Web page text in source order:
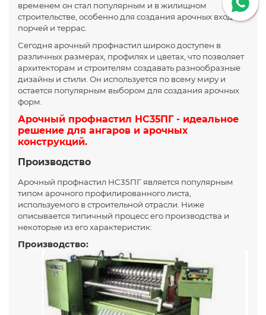
временем он стал популярным и в жилищном
строительстве, особенно для создания арочных входов,
порчей и террас.
Сегодня арочный профнастил широко доступен в
различных размерах, профилях и цветах, что позволяет
архитекторам и строителям создавать разнообразные
дизайны и стили. Он используется по всему миру и
остается популярным выбором для создания арочных
форм.
Арочный профнастил НС35ПГ - идеальное
решение для ангаров и арочных
конструкций.
Производство
Арочный профнастил НС35ПГ является популярным
типом арочного профилированного листа,
используемого в строительной отрасли. Ниже
описывается типичный процесс его производства и
некоторые из его характеристик:
Производство: